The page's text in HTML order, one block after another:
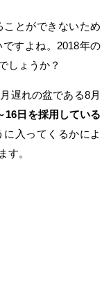
とができないため
すよね。2018年の
しょうか？
遅れの盆である8月
16日を採用している
入ってくるかによ
す。